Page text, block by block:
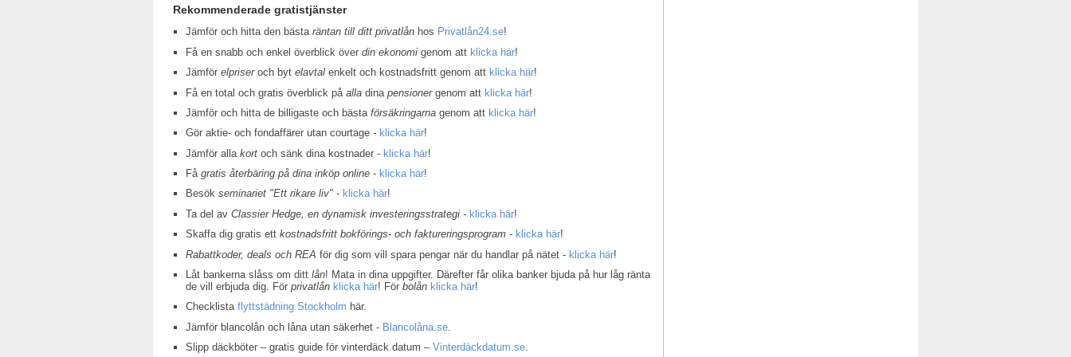
Rekommenderade gratistjänster
Jämför och hitta den bästaräntan till ditt privatlån hos Privatlån24.se!
Få en snabb och enkel överblick överdin ekonomi genom att klicka här!
Jämförelpriseroch bytelavtal enkelt och kostnadsfritt genom att klicka här!
Få en total och gratis överblick påalla dinapensionergenom att klicka här!
Jämför och hitta de billigaste och bästaförsäkringarna genom att klicka här!
Gör aktie- och fondaffärer utan courtage - klicka här!
Jämför allakort och sänk dina kostnader - klicka här!
Fågratis återbäring på dina inköp online - klicka här!
Besökseminariet "Ett rikare liv" - klicka här!
Ta del avClassier Hedge, en dynamisk investeringsstrategi - klicka här!
Skaffa dig gratis ettkostnadsfritt bokförings- och faktureringsprogram - klicka här!
Rabattkoder, deals och REA för dig som vill spara pengar när du handlar på nätet - klicka här!
Låt bankerna slåss om dittlån! Mata in dina uppgifter. Därefter får olika banker bjuda på hur låg ränta
de vill erbjuda dig. Förprivatlån klicka här! Förbolån klicka här!
Checklistaflyttstädning Stockholm här.
Jämför blancolån och låna utan säkerhet - Blancolåna.se
Slipp däckböter – gratis guide för vinterdäck datum –Vinterdäckdatum.se.